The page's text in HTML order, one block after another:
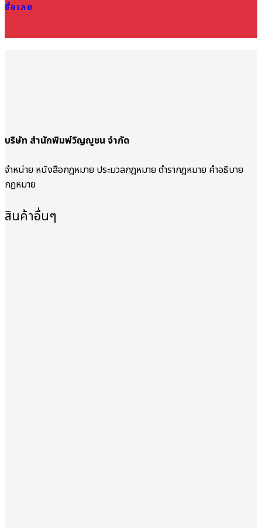
ซื้อเลย
บริษัท สำนักพิมพ์วิญญูชน จำกัด
จำหน่าย หนังสือกฎหมาย ประมวลกฎหมาย ตำรากฎหมาย คำอธิบาย
กฎหมาย
สินค้าอื่นๆ